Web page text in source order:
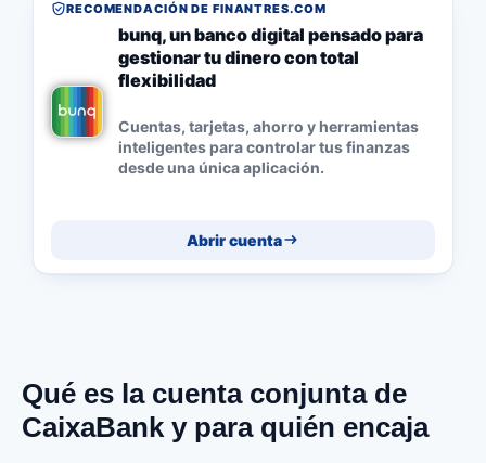
RECOMENDACIÓN DE FINANTRES.COM
bunq, un banco digital pensado para
gestionar tu dinero con total
flexibilidad
Cuentas, tarjetas, ahorro y herramientas
inteligentes para controlar tus finanzas
desde una única aplicación.
Abrir cuenta
Qué es la cuenta conjunta de
CaixaBank y para quién encaja